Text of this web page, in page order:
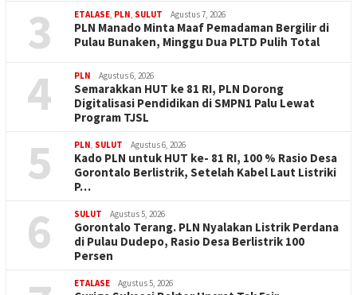
3 ETALASE PLN SULUT Agustus 7, 2026
PLN Manado Minta Maaf Pemadaman Bergilir di
Pulau Bunaken, Minggu Dua PLTD Pulih Total
4 PLN Agustus 6, 2026
Semarakkan HUT ke 81 RI, PLN Dorong
Digitalisasi Pendidikan di SMPN1 Palu Lewat
Program TJSL
5 PLN SULUT Agustus 6, 2026
Kado PLN untuk HUT ke- 81 RI, 100 % Rasio Desa
Gorontalo Berlistrik, Setelah Kabel Laut Listriki
P…
6 SULUT Agustus 5, 2026
Gorontalo Terang. PLN Nyalakan Listrik Perdana
di Pulau Dudepo, Rasio Desa Berlistrik 100
Persen
ETALASE Agustus 5, 2026